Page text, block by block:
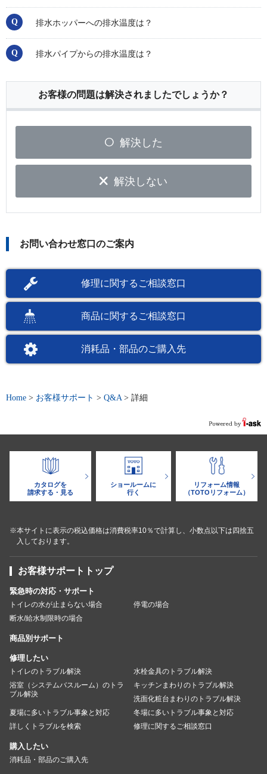
排水ホッパーへの排水温度は？
排水パイプからの排水温度は？
お客様の問題は解決されましたでしょうか？
解決した
解決しない
お問い合わせ窓口のご案内
修理に関するご相談窓口
商品に関するご相談窓口
消耗品・部品のご購入先
Home > お客様サポート > Q&A > 詳細
カタログを
請求する・見る
ショールームに
行く
リフォーム情報
（TOTOリフォーム）
※本サイトに表示の税込価格は消費税率10％で計算し、小数点以下は四捨五
入しております。
お客様サポートトップ
緊急時の対応・サポート
トイレの水が止まらない場合
停電の場合
断水/給水制限時の場合
商品別サポート
修理したい
トイレのトラブル解決
水栓金具のトラブル解決
浴室（システムバスルーム）のトラ
ブル解決
キッチンまわりのトラブル解決
洗面化粧台まわりのトラブル解決
夏場に多いトラブル事象と対応
冬場に多いトラブル事象と対応
詳しくトラブルを検索
修理に関するご相談窓口
購入したい
消耗品・部品のご購入先